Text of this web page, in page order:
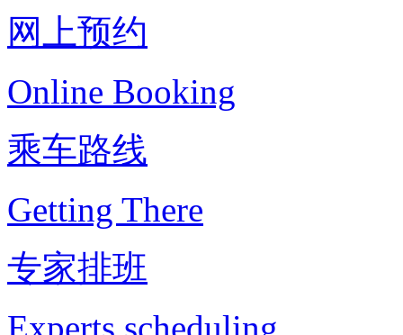
网上预约
Online Booking
乘车路线
Getting There
专家排班
Experts scheduling